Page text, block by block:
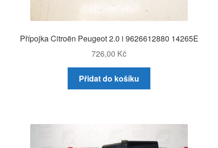
Přípojka Citroën Peugeot 2.0 i 9626612880 14265E
726,00 Kč
Přidat do košíku